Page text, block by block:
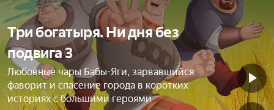
Три богатыря. Ни дня без
подвига 3
Любовные чары Бабы-Яги, зарвавшийся
фаворит и спасение города в коротких
историях с большими героями